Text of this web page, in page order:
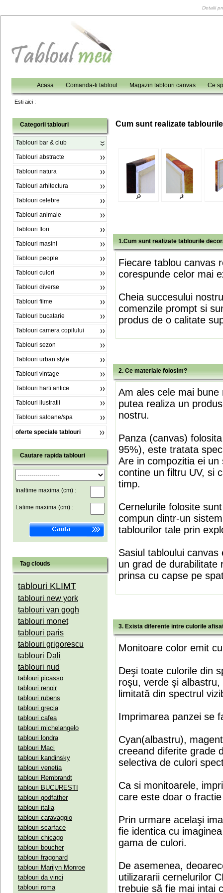
Detalii
Acasa Comanda-ti tabloul Magazin tablouri canvas Ce
Esti aici :
Categorii tablouri
Tablouri bar & club
Tablouri abstracte
Tablouri natura
Tablouri arhitectura
Tablouri celebre
Tablouri animale
Tablouri flori
Tablouri masini
Tablouri people
Tablouri culori
Tablouri diverse
Tablouri filme
Tablouri bucatarie
Tablouri camera copilului
Tablouri sezon
Tablouri urban style
Tablouri vintage
Tablouri harti antice
Tablouri ilustratii
Tablouri saloane/spa
oferte speciale tablouri
Cautare rapida tablouri
Inaltime maxima (cm) :
Latime maxima (cm) :
Tag clouds
tablouri KLIMT
tablouri new york
tablouri van gogh
tablouri monet
tablouri paris
tablouri grigorescu
tablouri Dali
tablouri nud
tablouri picasso
tablouri renoir
tablouri rubens
tablouri grecia
tablouri cafea
tablouri michelangelo
tablouri londra
tablouri Maci
tablouri kandinsky
tablouri venetia
tablouri Rembrandt
tablouri BUCURESTI
tablouri godfather
tablouri italia
tablouri caravaggio
tablouri scarface
tablouri chicago
tablouri boucher
tablouri fragonard
tablouri Marilyn Monroe
tablouri da vinci
tablouri roma
Cum sunt realizate
1.Cum sunt realizate tablourile
Fiecare tablou canvas
corespunde celor mai
Cheia succesului
comenzile prompt si
produs de o calitate
2. Ce materiale folosim?
Am ales cele mai
putea realiza un
nostru.
Panza (canvas)
95%), este tratata
Are in compozitia ei
contine un filtru UV, si
timp.
Cernelurile folosite
compun dintr-un
tablourilor tale prin
Sasiul tabloului
un grad de durabilitate
prinsa cu capse pe
3. Exista diferente intre culorile
Monitoare color emit
Deşi toate culorile din
roşu, verde şi
limitată din spectrul
Imprimarea panzei se
Cyan(albastru),
creeand diferite grade
selectiva de culori
Ca si monitoarele,
care este doar o
Prin urmare acelaşi
fie identica cu
gama de culori.
De asemenea,
utilizararii cernelurilor
trebuie să fie mai intai